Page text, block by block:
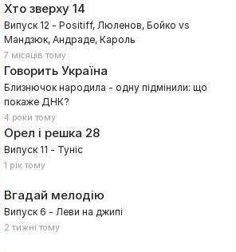
Хто зверху14
Випуск 12 - Positiff, Люленов, Бойко vs
Мандзюк, Андраде, Кароль
7 місяців тому
Говорить Україна
Близнючок народила - одну підмінили: що
покаже ДНК?
4 роки тому
Орел і решка 28
Випуск 11 - Туніс
1 рік тому
Вгадай мелодію
Випуск 6 - Леви на джипі
2 тижні тому